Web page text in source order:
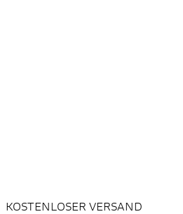
KOSTENLOSER VERSAND